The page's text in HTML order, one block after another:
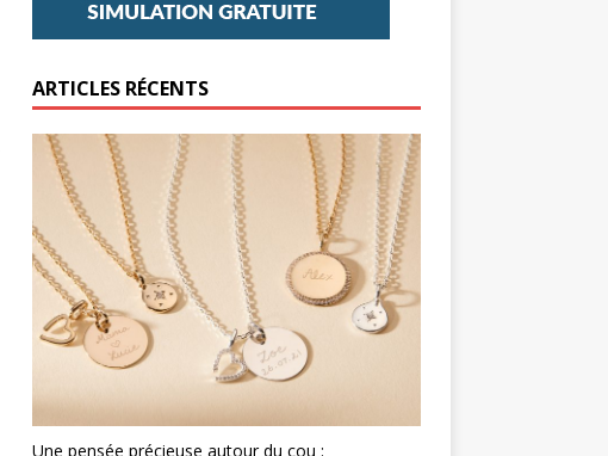
ARTICLES RÉCENTS
Une pensée précieuse autour du cou :